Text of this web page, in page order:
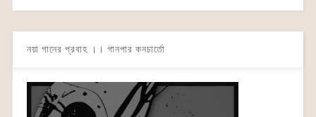
নয়া গানের প্রবাহ ।। গানপার কনচার্তো